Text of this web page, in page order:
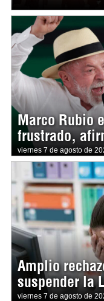
Marco Rubio
frustrado,
viernes 7 de agosto de
Amplio
suspender la
viernes 7 de agosto de